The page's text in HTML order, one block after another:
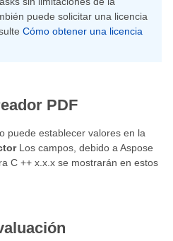
puede solicitar una licencia
Cómo obtener una licencia
PDF
puede establecer valores en la
Los campos, debido a Aspose
C ++ x.x.x se mostrarán en estos